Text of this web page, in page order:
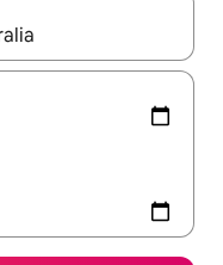
използвайте